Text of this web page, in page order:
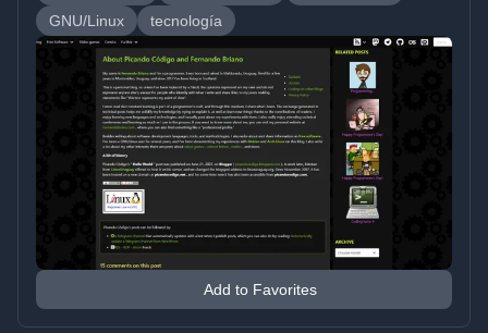
GNU/Linux
tecnología
Add to Favorites